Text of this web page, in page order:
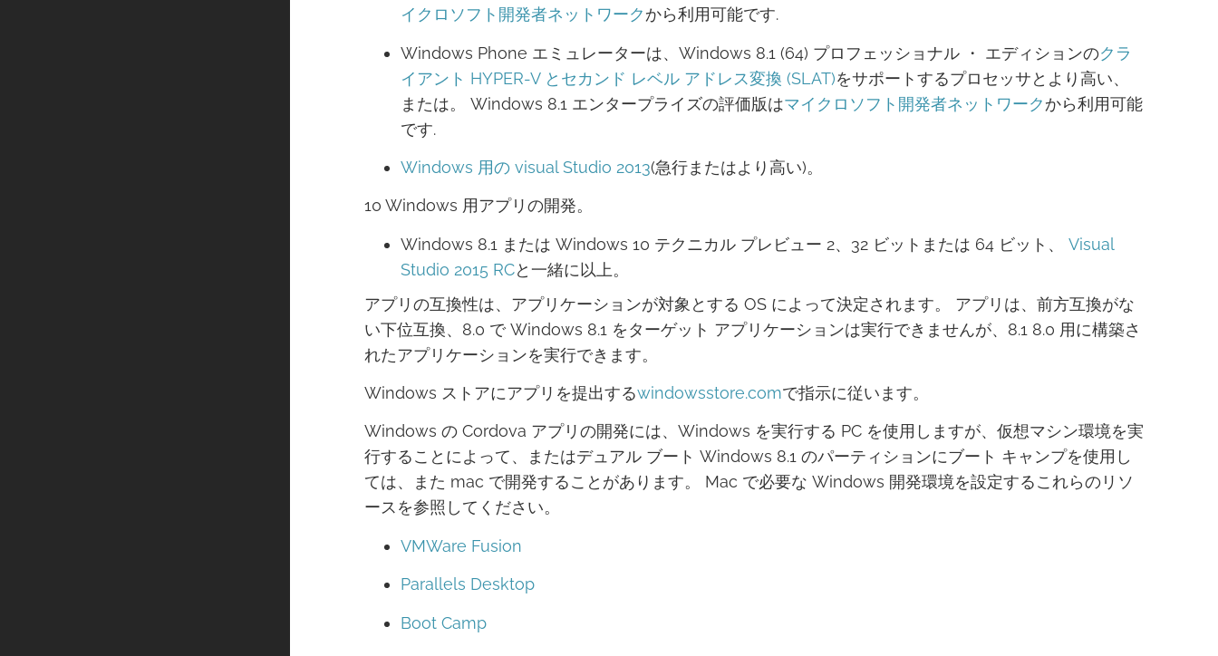
イクロソフト開発者ネットワークから利用可能です.
Windows Phone エミュレーターは、Windows 8.1 (64) プロフェッショナル ・ エディションのクラ
イアント HYPER-V とセカンド レベル アドレス変換 (SLAT)をサポートするプロセッサとより高い、
または。 Windows 8.1 エンタープライズの評価版はマイクロソフト開発者ネットワークから利用可能
です.
Windows 用の visual Studio 2013(急行またはより高い)。
10 Windows 用アプリの開発。
Windows 8.1 または Windows 10 テクニカル プレビュー 2、32 ビットまたは 64 ビット、 Visual
Studio 2015 RCと一緒に以上。
アプリの互換性は、アプリケーションが対象とする OS によって決定されます。 アプリは、前方互換がな
い下位互換、8.0 で Windows 8.1 をターゲット アプリケーションは実行できませんが、8.1 8.0 用に構築さ
れたアプリケーションを実行できます。
Windows ストアにアプリを提出するwindowsstore.comで指示に従います。
Windows の Cordova アプリの開発には、Windows を実行する PC を使用しますが、仮想マシン環境を実
行することによって、またはデュアル ブート Windows 8.1 のパーティションにブート キャンプを使用し
ては、また mac で開発することがあります。 Mac で必要な Windows 開発環境を設定するこれらのリソ
ースを参照してください。
VMWare Fusion
Parallels Desktop
Boot Camp